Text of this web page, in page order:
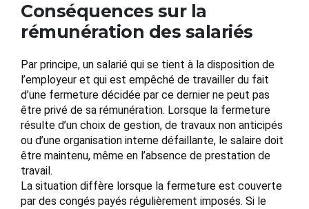
Conséquences sur la
rémunération des salariés
Par principe, un salarié qui se tient à la disposition de
l’employeur et qui est empêché de travailler du fait
d’une fermeture décidée par ce dernier ne peut pas
être privé de sa rémunération. Lorsque la fermeture
résulte d’un choix de gestion, de travaux non anticipés
ou d’une organisation interne défaillante, le salaire doit
être maintenu, même en l’absence de prestation de
travail.
La situation diffère lorsque la fermeture est couverte
par des congés payés régulièrement imposés. Si le